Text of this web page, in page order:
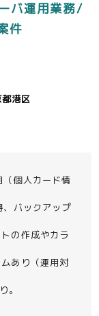
バ運用業務/
件
都港区
（個人カード情
バックアップ
の作成やカラ
あり（運用対
。